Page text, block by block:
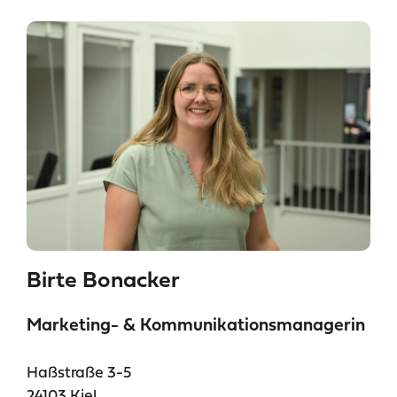
Zusätzlich stehenkostengünstige Monats-,
Jahres- und Studierenden-Abonnementsfür
Vielfahrende zur Verfügung, die die
kostenlose erste halbe Stunde beinhalten.
Die SprottenFlotte leistet einen wichtigen
Beitrag zurnachhaltigen Mobilität und
regionalen Vernetzung
innerhalb der
KielRegion – günstig, flexibel und
Birte Bonacker
Marketing- & Kommunikationsmanagerin
Haßstraße 3-5